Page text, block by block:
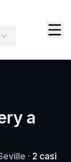
a
· 2 casi